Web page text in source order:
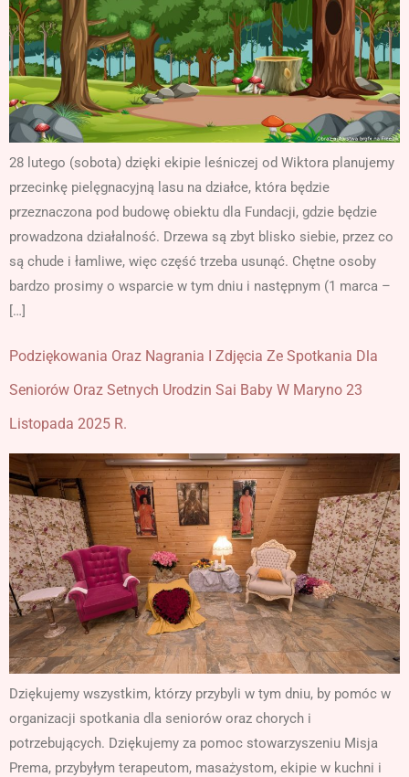
28 lutego (sobota) dzięki ekipie leśniczej od Wiktora planujemy
przecinkę pielęgnacyjną lasu na działce, która będzie
przeznaczona pod budowę obiektu dla Fundacji, gdzie będzie
prowadzona działalność. Drzewa są zbyt blisko siebie, przez co
są chude i łamliwe, więc część trzeba usunąć. Chętne osoby
bardzo prosimy o wsparcie w tym dniu i następnym (1 marca –
[…]
Podziękowania Oraz Nagrania I Zdjęcia Ze Spotkania Dla
Seniorów Oraz Setnych Urodzin Sai Baby W Maryno 23
Listopada 2025 R.
Dziękujemy wszystkim, którzy przybyli w tym dniu, by pomóc w
organizacji spotkania dla seniorów oraz chorych i
potrzebujących. Dziękujemy za pomoc stowarzyszeniu Misja
Prema, przybyłym terapeutom, masażystom, ekipie w kuchni i